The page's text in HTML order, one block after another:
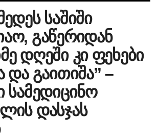
საშიში
გაწერიდან
დღეში კი ფეხები
და გაითიშა” –
სამედიცინო
დასჯას